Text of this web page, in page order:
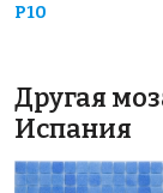
P10
Другая
Испания